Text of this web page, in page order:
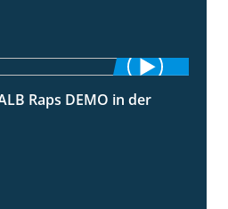
2:37
Raps DEMO in der